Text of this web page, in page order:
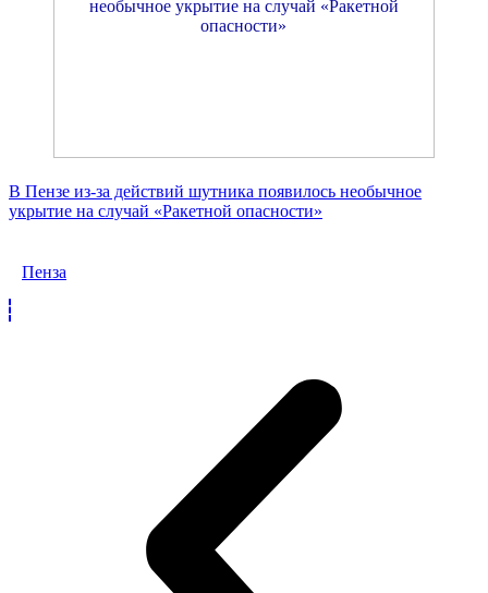
В Пензе из-за действий шутника появилось необычное
укрытие на случай «Ракетной опасности»
Пенза